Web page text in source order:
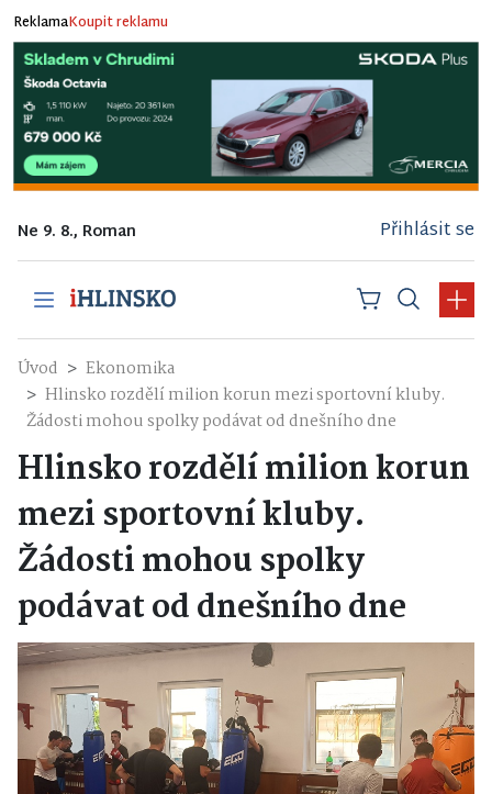
ReklamaKoupit reklamu
Ne 9. 8., Roman Přihlásit se
Úvod
Ekonomika
Hlinsko rozdělí milion korun mezi sportovní kluby.
Žádosti mohou spolky podávat od dnešního dne
Hlinsko rozdělí milion korun
mezi sportovní kluby.
Žádosti mohou spolky
podávat od dnešního dne